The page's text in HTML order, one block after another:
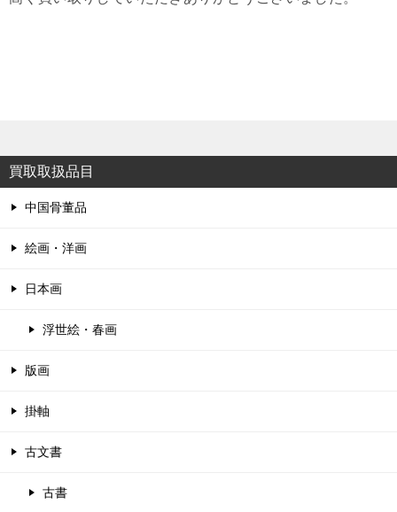
買取取扱品目
中国骨董品
絵画・洋画
日本画
浮世絵・春画
版画
掛軸
古文書
古書